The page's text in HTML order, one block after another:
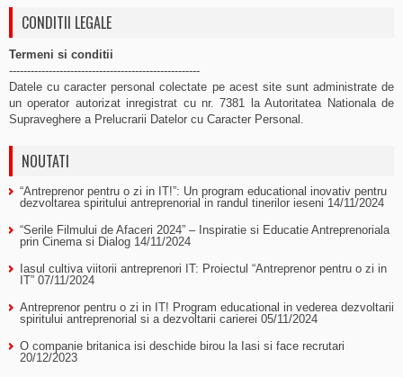
CONDITII LEGALE
Termeni si conditii
-----------------------------------------------------
Datele cu caracter personal colectate pe acest site sunt administrate de
un operator autorizat inregistrat cu nr. 7381 la Autoritatea Nationala de
Supraveghere a Prelucrarii Datelor cu Caracter Personal.
NOUTATI
“Antreprenor pentru o zi in IT!”: Un program educational inovativ pentru
dezvoltarea spiritului antreprenorial in randul tinerilor ieseni 14/11/2024
“Serile Filmului de Afaceri 2024” – Inspiratie si Educatie Antreprenoriala
prin Cinema si Dialog 14/11/2024
Iasul cultiva viitorii antreprenori IT: Proiectul “Antreprenor pentru o zi in
IT” 07/11/2024
Antreprenor pentru o zi in IT! Program educational in vederea dezvoltarii
spiritului antreprenorial si a dezvoltarii carierei 05/11/2024
O companie britanica isi deschide birou la Iasi si face recrutari
20/12/2023